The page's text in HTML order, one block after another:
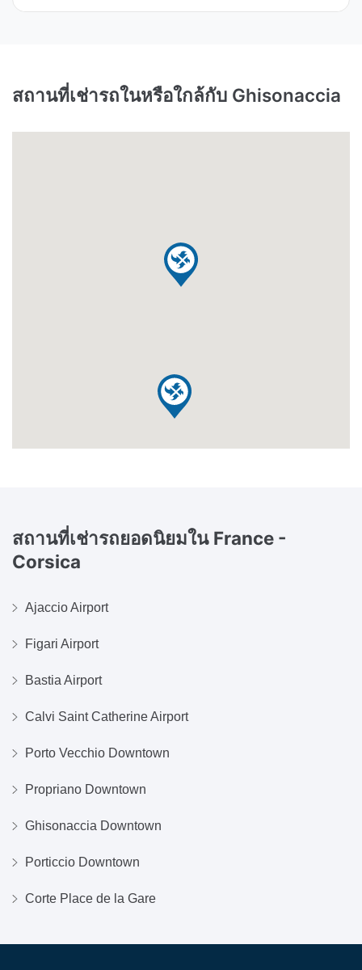
สถานที่เช่ารถในหรือใกล้กับ Ghisonaccia
สถานที่เช่ารถยอดนิยมใน France -
Corsica
Ajaccio Airport
Figari Airport
Bastia Airport
Calvi Saint Catherine Airport
Porto Vecchio Downtown
Propriano Downtown
Ghisonaccia Downtown
Porticcio Downtown
Corte Place de la Gare